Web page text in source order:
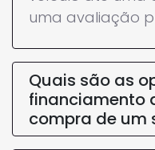
de comprar